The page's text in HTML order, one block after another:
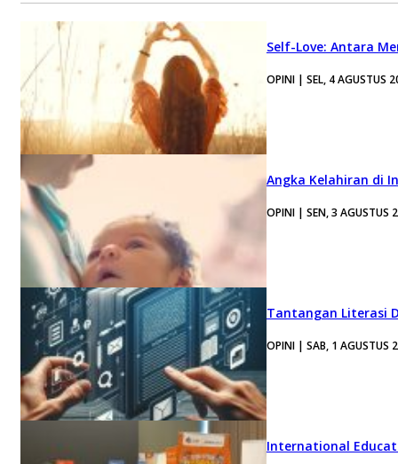
Self-Love: Antara
OPINI | SEL, 4 AGUSTUS
Angka Kelahiran di
OPINI | SEN, 3 AGUSTUS
Tantangan Literasi
OPINI | SAB, 1 AGUSTUS
International